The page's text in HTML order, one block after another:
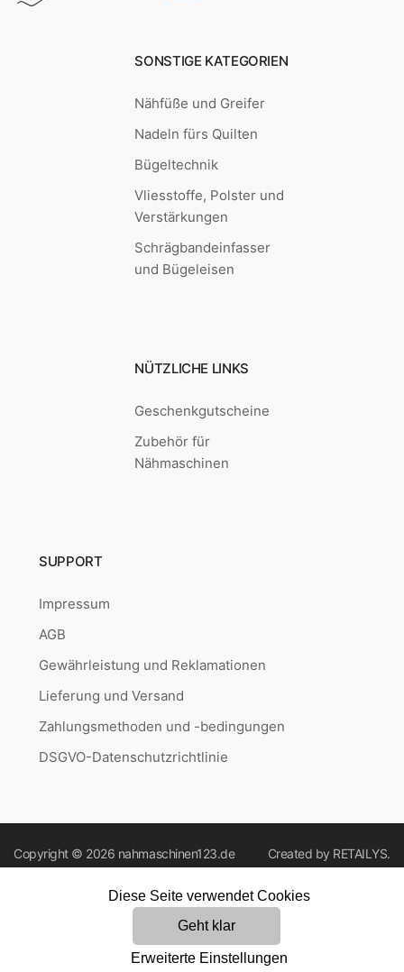
SONSTIGE KATEGORIEN
Nähfüße und Greifer
Nadeln fürs Quilten
Bügeltechnik
Vliesstoffe, Polster und
Verstärkungen
Schrägbandeinfasser
und Bügeleisen
NÜTZLICHE LINKS
Geschenkgutscheine
Zubehör für
Nähmaschinen
SUPPORT
Impressum
AGB
Gewährleistung und Reklamationen
Lieferung und Versand
Zahlungsmethoden und -bedingungen
DSGVO-Datenschutzrichtlinie
Copyright © 2026 nahmaschinen123.de Created by RETAILYS.
Diese Seite verwendet Cookies
Geht klar
Erweiterte Einstellungen